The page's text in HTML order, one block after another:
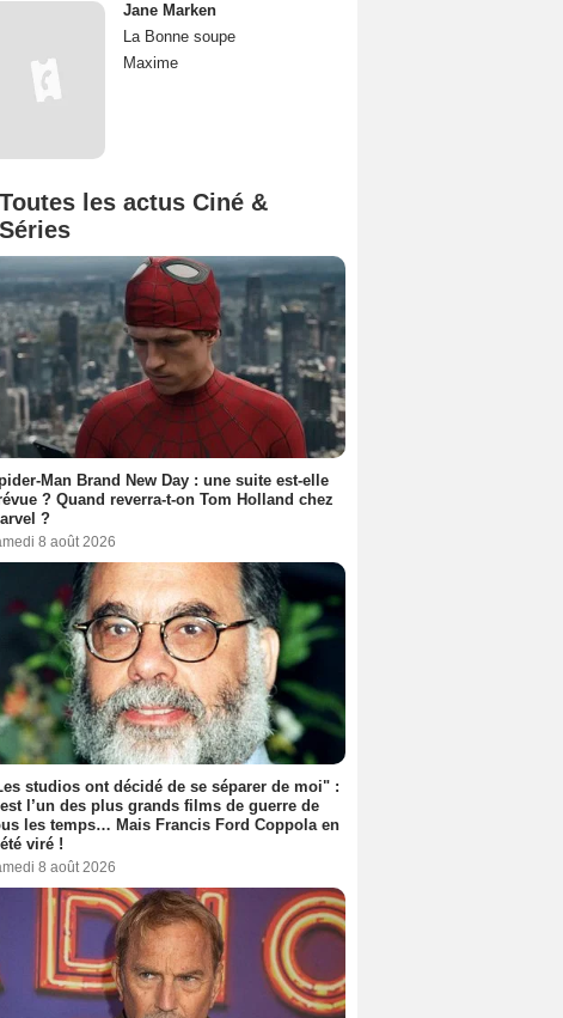
Jane Marken
La Bonne soupe
Maxime
Toutes les actus Ciné &
Séries
Man Brand New Day : une suite est-elle
? Quand reverra-t-on Tom Holland chez
?
8 août 2026
studios ont décidé de se séparer de moi" :
l’un des plus grands films de guerre de
les temps… Mais Francis Ford Coppola en
viré !
8 août 2026